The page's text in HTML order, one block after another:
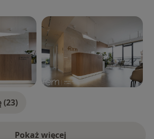
(23)
Pokaż więcej